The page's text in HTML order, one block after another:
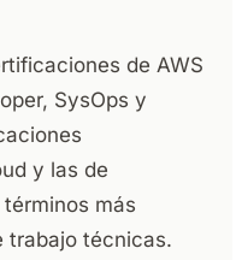
de AWS
SysOps y
y las de
más
trabajo técnicas.